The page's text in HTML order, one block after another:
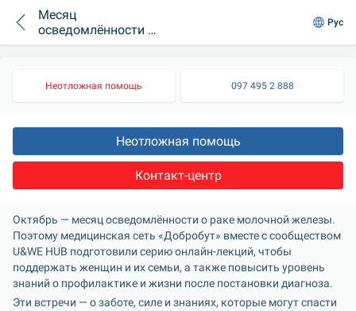
Месяц
осведомлённости о
раке молочной
Рус
Неотложная помощь 097 495 2 888
Неотложная помощь
Контакт-центр
Октябрь — месяц осведомлённости о раке молочной железы.
Поэтому медицинская сеть «Добробут» вместе с сообществом
U&WE HUB подготовили серию онлайн-лекций, чтобы
поддержать женщин и их семьи, а также повысить уровень
знаний о профилактике и жизни после постановки диагноза.
Эти встречи — о заботе, силе и знаниях, которые могут спасти